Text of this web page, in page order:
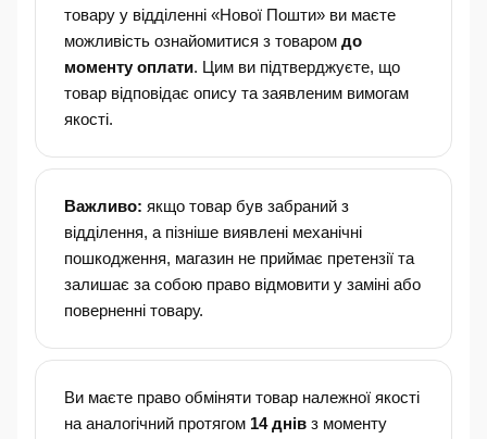
товару у відділенні «Нової Пошти» ви маєте
можливість ознайомитися з товаром до
моменту оплати. Цим ви підтверджуєте, що
товар відповідає опису та заявленим вимогам
якості.
Важливо: якщо товар був забраний з
відділення, а пізніше виявлені механічні
пошкодження, магазин не приймає претензії та
залишає за собою право відмовити у заміні або
поверненні товару.
Ви маєте право обміняти товар належної якості
на аналогічний протягом 14 днів з моменту